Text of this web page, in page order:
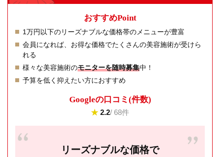
おすすめPoint
1万円以下のリーズナブルな価格帯のメニューが豊富
会員になれば、お得な価格でたくさんの美容施術が受けら
れる
様々な美容施術のモニターを随時募集中！
予算を低く抑えたい方におすすめ
Googleの⼝コミ(件数)
★ 2.2/ 68件
リーズナブルな価格で